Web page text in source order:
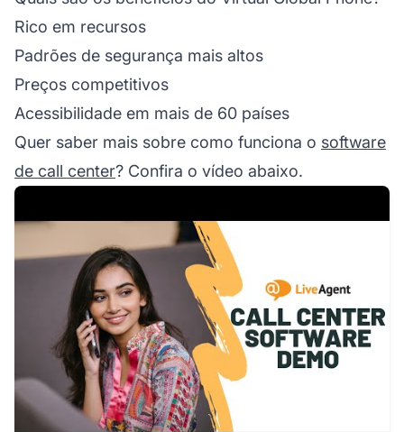
Rico em recursos
Padrões de segurança mais altos
Preços competitivos
Acessibilidade em mais de 60 países
Quer saber mais sobre como funciona o software
de call center? Confira o vídeo abaixo.